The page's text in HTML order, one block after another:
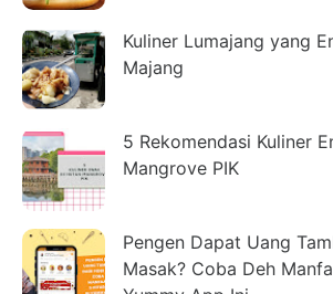
Kuliner Lumajang yang
Majang
5 Rekomendasi Kuliner
Mangrove PIK
Pengen Dapat Uang
Masak? Coba Deh